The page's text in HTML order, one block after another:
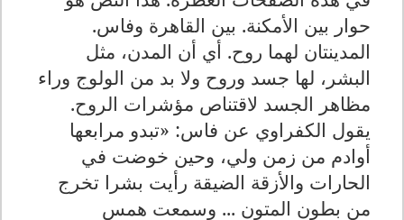
حوار بين الأمكنة. بين القاهرة وفاس.
المدينتان لهما روح. أي أن المدن، مثل
البشر، لها جسد وروح ولا بد من الولوج وراء
مظاهر الجسد لاقتناص مؤشرات الروح.
يقول الكفراوي عن فاس: «تبدو مرابعها
أوادم من زمن ولي، وحين خوضت في
الحارات والأزقة الضيقة رأيت بشرا تخرج
من بطون المتون ... وسمعت همس